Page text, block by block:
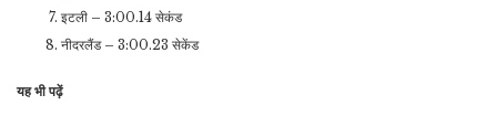
इटली – 3:00.14 सेकंड
नीदरलैंड – 3:00.23 सेकेंड
यह भी पढ़ें